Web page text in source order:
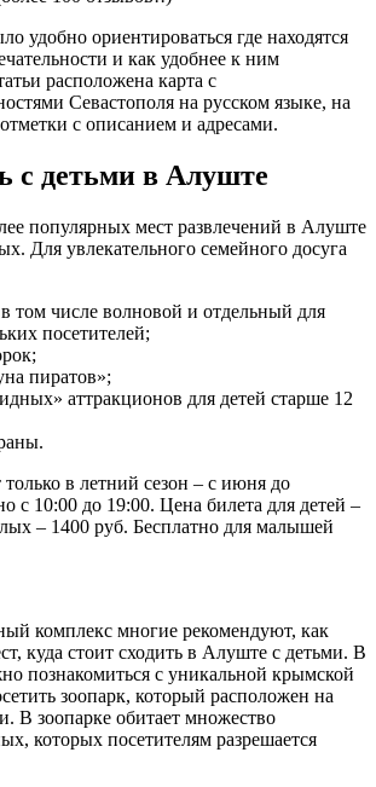
удобно ориентироваться где находятся
и как удобнее к ним
расположена карта с
Севастополя на русском языке, на
с описанием и адресами.
с детьми в Алуште
популярных мест развлечений в Алуште
Для увлекательного семейного досуга
том числе волновой и отдельный для
посетителей;
пиратов»;
аттракционов для детей старше 12
только в летний сезон – с июня до
с 10:00 до 19:00. Цена билета для детей –
– 1400 руб. Бесплатно для малышей
комплекс многие рекомендуют, как
куда стоит сходить в Алуште с детьми. В
познакомиться с уникальной крымской
зоопарк, который расположен на
В зоопарке обитает множество
которых посетителям разрешается